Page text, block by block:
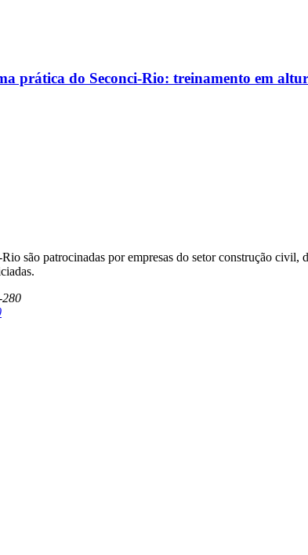
prática do Seconci-Rio: treinamento em
são patrocinadas por empresas do setor construção